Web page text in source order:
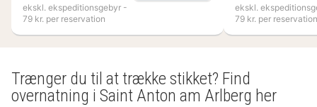
ekskl. ekspeditionsgebyr -
79 kr. per reservation
ekskl.
79 kr. per reservation
Trænger du til at trække stikket? Find
overnatning i Saint Anton am Arlberg her